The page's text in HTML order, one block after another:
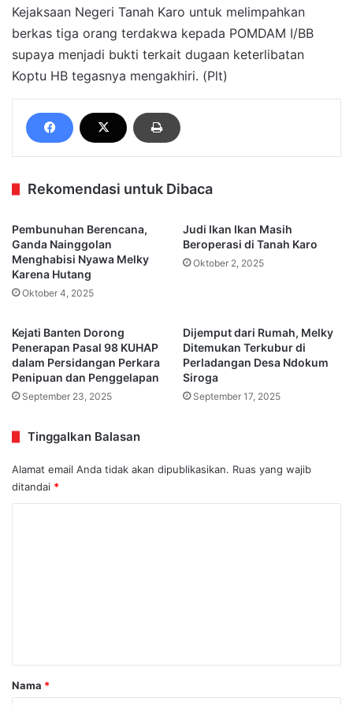
Kejaksaan Negeri Tanah Karo untuk melimpahkan
berkas tiga orang terdakwa kepada POMDAM I/BB
supaya menjadi bukti terkait dugaan keterlibatan
Koptu HB tegasnya mengakhiri. (Plt)
Rekomendasi untuk Dibaca
Pembunuhan Berencana,
Ganda Nainggolan
Menghabisi Nyawa Melky
Karena Hutang
Oktober 4, 2025
Judi Ikan Ikan Masih
Beroperasi di Tanah Karo
Oktober 2, 2025
Kejati Banten Dorong
Penerapan Pasal 98 KUHAP
dalam Persidangan Perkara
Penipuan dan Penggelapan
September 23, 2025
Dijemput dari Rumah, Melky
Ditemukan Terkubur di
Perladangan Desa Ndokum
Siroga
September 17, 2025
Tinggalkan Balasan
Alamat email Anda tidak akan dipublikasikan. Ruas yang wajib
ditandai *
rNama *